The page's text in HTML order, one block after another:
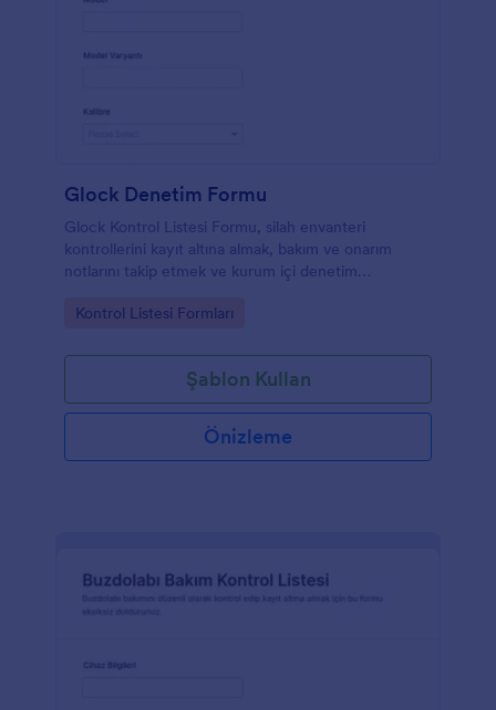
Glock Denetim Formu
Glock Kontrol Listesi Formu, silah envanteri
kontrollerini kayıt altına almak, bakım ve onarım
notlarını takip etmek ve kurum içi denetim
form şablonudur.
Go to Category:
Kontrol Listesi Formları
Şablon Kullan
Önizleme